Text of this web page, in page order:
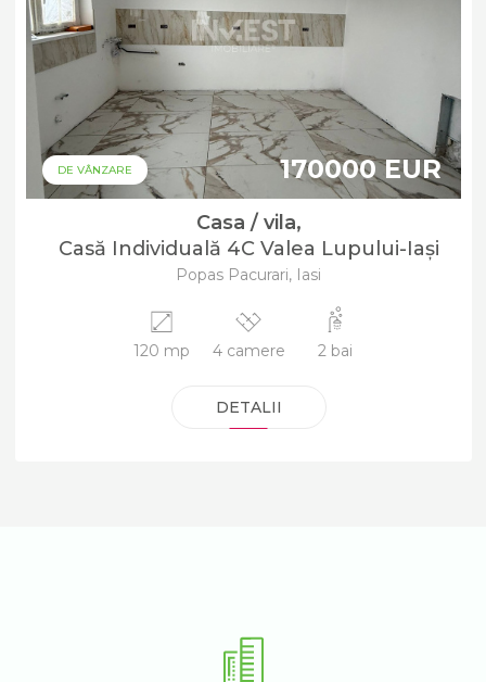
DE VÂNZARE 170000 EUR
Casa / vila,
Casă Individuală 4C Valea Lupului-Iași
Popas Pacurari, Iasi
120 mp 4 camere 2 bai
DETALII